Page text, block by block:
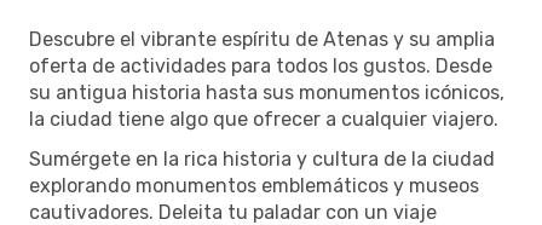
Descubre el vibrante espíritu de Atenas y su amplia
oferta de actividades para todos los gustos. Desde
su antigua historia hasta sus monumentos icónicos,
la ciudad tiene algo que ofrecer a cualquier viajero.
Sumérgete en la rica historia y cultura de la ciudad
explorando monumentos emblemáticos y museos
cautivadores. Deleita tu paladar con un viaje